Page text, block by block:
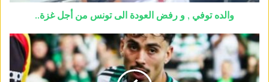
والده توفي , و رفض العودة الى تونس من أجل غزة..